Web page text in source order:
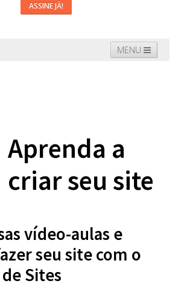
ASSINE JÁ!
MENU
Aprenda a
criar seu site
vídeo-aulas e
seu site com o
Sites